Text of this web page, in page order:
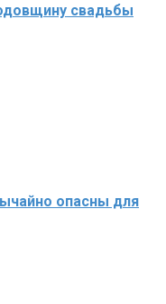
свадьбы
опасны для